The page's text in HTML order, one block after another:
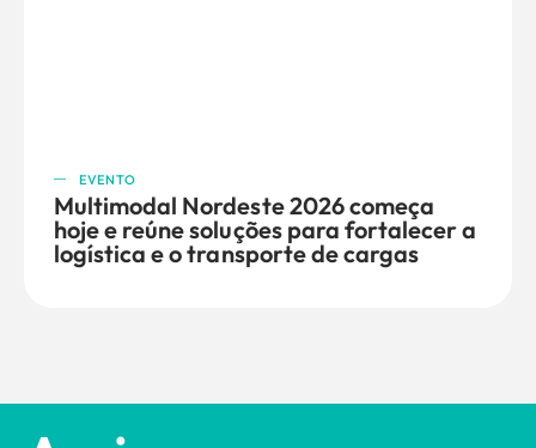
EVENTO
Multimodal Nordeste 2026 começa
hoje e reúne soluções para fortalecer a
logística e o transporte de cargas